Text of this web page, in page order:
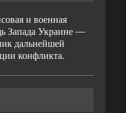
и военная
Запада Украине —
дальнейшей
конфликта.